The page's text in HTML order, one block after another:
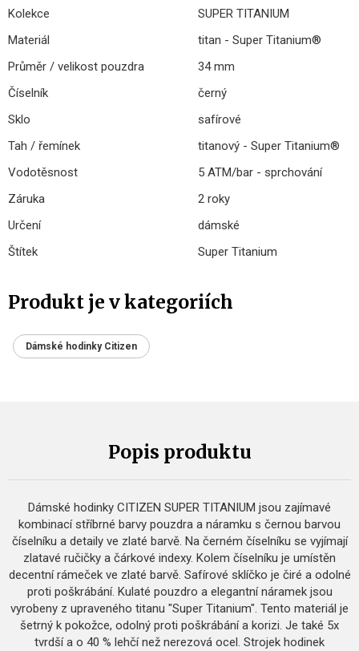
Kolekce
SUPER TITANIUM
Materiál
titan - Super Titanium®
Průměr / velikost pouzdra
34 mm
Číselník
černý
Sklo
safírové
Tah / řemínek
titanový - Super Titanium®
Vodotěsnost
5 ATM/bar - sprchování
Záruka
2 roky
Určení
dámské
Štítek
Super Titanium
Produkt je v kategoriích
Dámské hodinky Citizen
Popis produktu
Dámské hodinky CITIZEN SUPER TITANIUM jsou zajímavé
kombinací stříbrné barvy pouzdra a náramku s černou barvou
číselníku a detaily ve zlaté barvě. Na černém číselníku se vyjímají
zlatavé ručičky a čárkové indexy. Kolem číselníku je umístěn
decentní rámeček ve zlaté barvě. Safírové sklíčko je čiré a odolné
proti poškrábání. Kulaté pouzdro a elegantní náramek jsou
vyrobeny z upraveného titanu "Super Titanium". Tento materiál je
šetrný k pokožce, odolný proti poškrábání a korizi. Je také 5x
tvrdší a o 40 % lehčí než nerezová ocel. Strojek hodinek